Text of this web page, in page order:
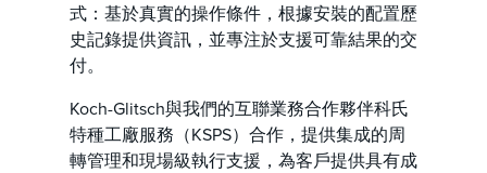
式：基於真實的操作條件，根據安裝的配置歷
史記錄提供資訊，並專注於支援可靠結果的交
付。
Koch-Glitsch與我們的互聯業務合作夥伴科氏
特種工廠服務（KSPS）合作，提供集成的周
轉管理和現場級執行支援，為客戶提供具有成